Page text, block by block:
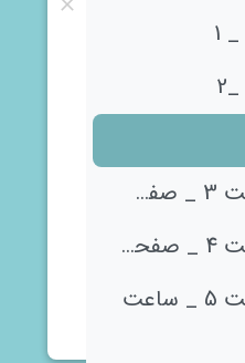
تم 21 _ قسمت 3 _ صفحه‌ی 144
تم 21 _ قسمت 4 _ صفحه‌ی 145